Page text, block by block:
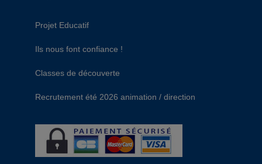
Projet Educatif
Ils nous font confiance !
Classes de découverte
Recrutement été 2026 animation / direction